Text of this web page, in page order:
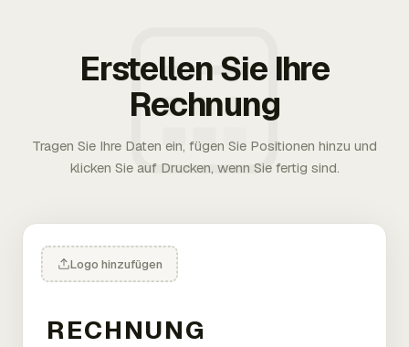
Erstellen Sie Ihre
Rechnung
Tragen Sie Ihre Daten ein, fügen Sie Positionen hinzu und
klicken Sie auf Drucken, wenn Sie fertig sind.
Logo hinzufügen